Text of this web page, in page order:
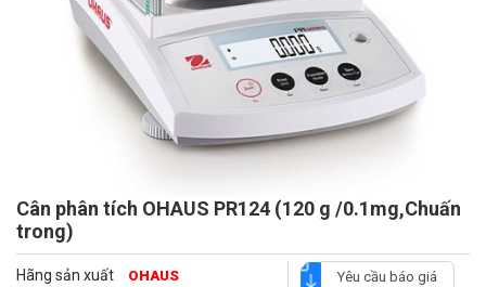
Cân phân tích OHAUS PR124 (120 g /0.1mg,Chuấn
trong)
Hãng sản xuất OHAUS Yêu cầu báo giá